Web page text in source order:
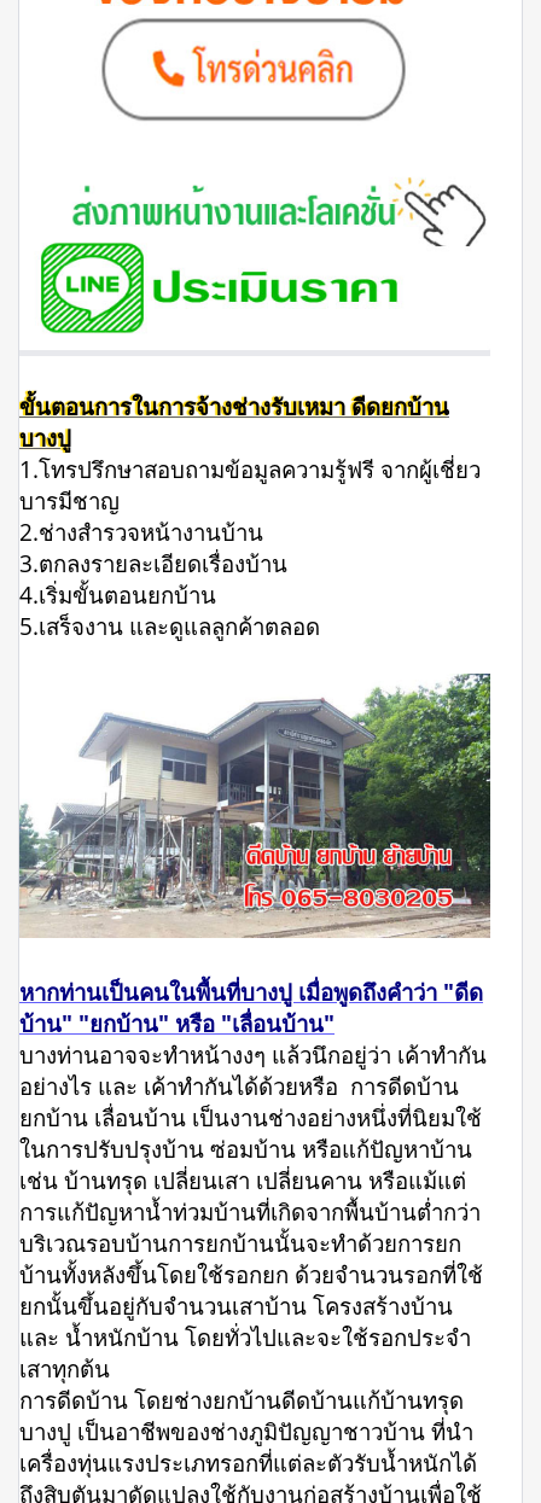
ขั้นตอนการในการจ้างช่างรับเหมา ดีดยกบ้าน
บางปู
1.โทรปรึกษาสอบถามข้อมูลความรู้ฟรี จากผู้เชี่ยว
บารมีชาญ
2.ช่างสำรวจหน้างานบ้าน
3.ตกลงรายละเอียดเรื่องบ้าน
4.เริ่มขั้นตอนยกบ้าน
5.เสร็จงาน และดูแลลูกค้าตลอด
หากท่านเป็นคนในพื้นที่บางปู เมื่อพูดถึงคำว่า "ดีด
บ้าน" "ยกบ้าน" หรือ "เลื่อนบ้าน"
บางท่านอาจจะทำหน้างงๆ แล้วนึกอยู่ว่า เค้าทำกัน
อย่างไร และ เค้าทำกันได้ด้วยหรือ การดีดบ้าน
ยกบ้าน เลื่อนบ้าน เป็นงานช่างอย่างหนึ่งที่นิยมใช้
ในการปรับปรุงบ้าน ซ่อมบ้าน หรือแก้ปัญหาบ้าน
เช่น บ้านทรุด เปลี่ยนเสา เปลี่ยนคาน หรือแม้แต่
การแก้ปัญหาน้ำท่วมบ้านที่เกิดจากพื้นบ้านต่ำกว่า
บริเวณรอบบ้านการยกบ้านนั้นจะทำด้วยการยก
บ้านทั้งหลังขึ้นโดยใช้รอกยก ด้วยจำนวนรอกที่ใช้
ยกนั้นขึ้นอยู่กับจำนวนเสาบ้าน โครงสร้างบ้าน
และ น้ำหนักบ้าน โดยทั่วไปและจะใช้รอกประจำ
เสาทุกต้น
การดีดบ้าน โดยช่างยกบ้านดีดบ้านแก้บ้านทรุด
บางปู เป็นอาชีพของช่างภูมิปัญญาชาวบ้าน ที่นำ
เครื่องทุ่นแรงประเภทรอกที่แต่ละตัวรับน้ำหนักได้
ถึงสิบตันมาดัดแปลงใช้กับงานก่อสร้างบ้านเพื่อใช้